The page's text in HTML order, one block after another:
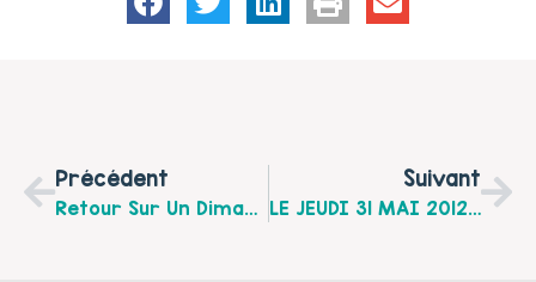
Précédent
Retour Sur Un Dimanche En Famille À Berck-Sur-Mer, Le 12 Février 2012 Pour "créer De A À Z Un Temps De Fête À La Maison : Le Goûter D'anniversaire »
Suivant
LE JEUDI 31 MAI 2012 À FRUGES. Une Journée Ouverte Aux Parents, Aux Professionnels De L'Education Nationale, Aux Acteurs Sociaux.